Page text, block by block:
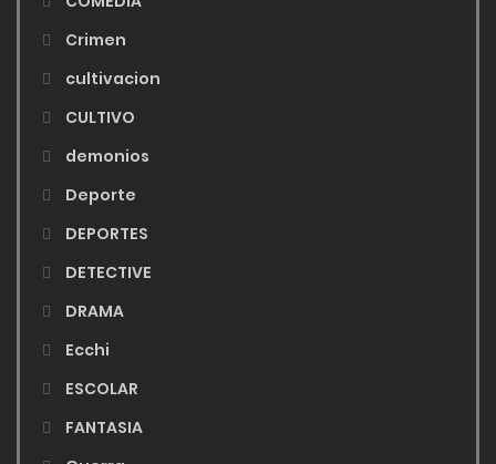
Crimen
cultivacion
CULTIVO
demonios
Deporte
DEPORTES
DETECTIVE
DRAMA
Ecchi
ESCOLAR
FANTASIA